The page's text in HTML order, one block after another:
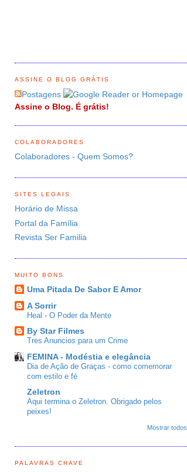
ASSINE O BLOG GRÁTIS
Postagens
Assine o Blog. É grátis!
COLABORADORES
Colaboradores - Quem Somos?
SITES LEGAIS
Horário de Missa
Portal da Família
Revista Ser Familia
MUITO BONS
Uma Pitada De Sabor E Amor
A Sorrir
Heal - O Poder da Mente
By Star Filmes
Tres Anuncios para um Crime
FEMINA - Modéstia e elegância
Dia de Ação de Graças - como comemorar
com estilo e fé
Zeletron
Aqui termina o Zeletron. Obrigado pelos
peixes!
Mostrar todos
PALAVRAS CHAVE